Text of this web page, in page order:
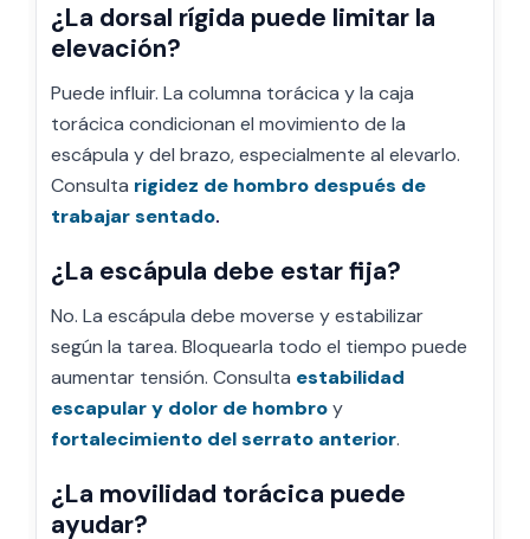
¿La dorsal rígida puede limitar la
elevación?
Puede influir. La columna torácica y la caja
torácica condicionan el movimiento de la
escápula y del brazo, especialmente al elevarlo.
Consulta rigidez de hombro después de
trabajar sentado.
¿La escápula debe estar fija?
No. La escápula debe moverse y estabilizar
según la tarea. Bloquearla todo el tiempo puede
aumentar tensión. Consulta estabilidad
escapular y dolor de hombroy
fortalecimiento del serrato anterior.
¿La movilidad torácica puede
ayudar?